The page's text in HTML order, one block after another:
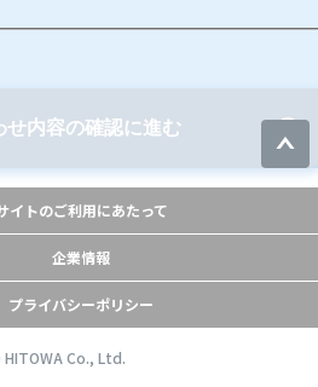
せ内容の確認に進む
イトのご利用にあたって
企業情報
プライバシーポリシー
Co., Ltd.